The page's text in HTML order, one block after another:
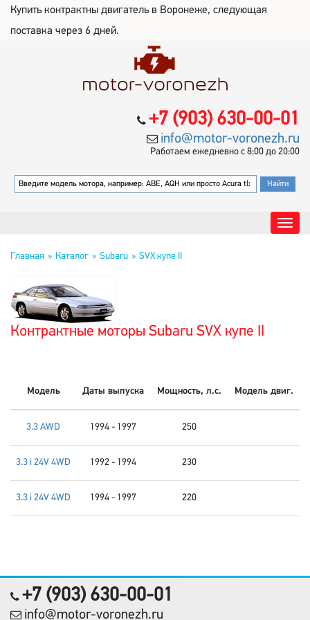
Купить контрактны двигатель в Воронеже, следующая
поставка через 6 дней.
+7 (903) 630-00-01
info@motor-voronezh.ru
Работаем ежедневно с 8:00 до 20:00
Главная Каталог Subaru SVX купе II
Контрактные моторы Subaru SVX купе II
Модель Даты выпуска Мощность, л.с. Модель двиг.
3.3 AWD 1994 - 1997 250
3.3 i 24V 4WD 1992 - 1994 230
3.3 i 24V 4WD 1994 - 1997 220
+7 (903) 630-00-01
info@motor-voronezh.ru